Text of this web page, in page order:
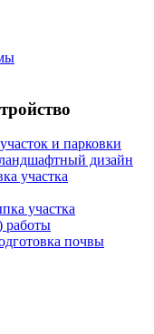
и парковки
дизайн
участка
участка
работы
почвы